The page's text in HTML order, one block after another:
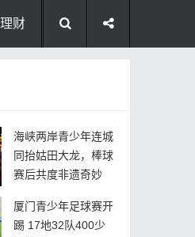
理财
海峡两岸青少年连城
同抬姑田大龙，棒球
赛后共度非遗奇妙
厦门青少年足球赛开
踢 17地32队400少